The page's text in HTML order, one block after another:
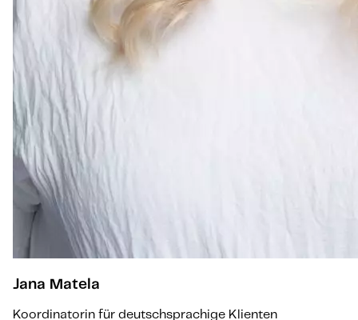
Jana Matela
Koordinatorin für deutschsprachige Klienten